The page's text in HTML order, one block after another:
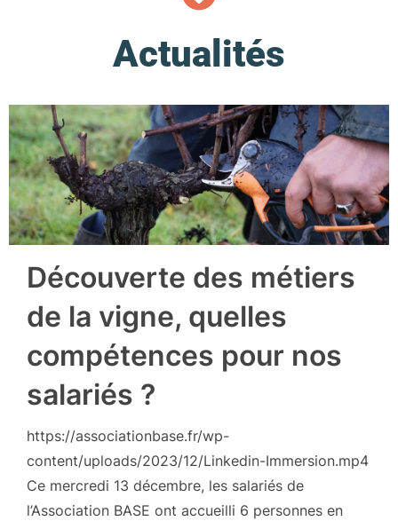
Actualités
Découverte des métiers
de la vigne, quelles
compétences pour nos
salariés ?
https://associationbase.fr/wp-
content/uploads/2023/12/Linkedin-Immersion.mp4
Ce mercredi 13 décembre, les salariés de
l’Association BASE ont accueilli 6 personnes en